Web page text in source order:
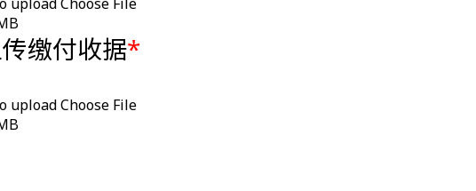
缴付收据*
uploadChoose File